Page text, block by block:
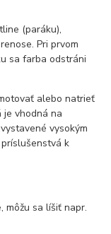
(paráku),
Pri prvom
sa farba odstráni
alebo natrieť
vhodná na
vysokým
k
môžu sa líšiť napr.